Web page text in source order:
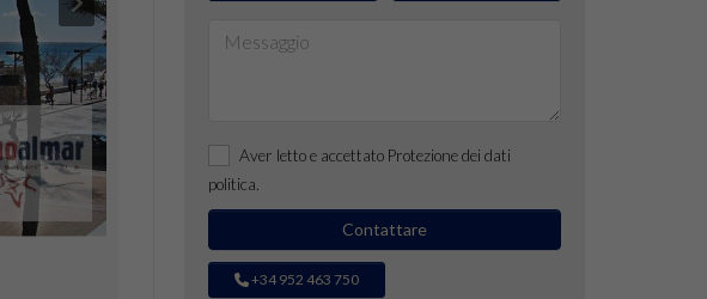
Aver letto e accettato Protezione dei dati
politica
Contattare
+34 952 463 750